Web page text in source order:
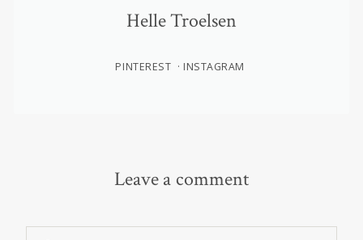
Helle Troelsen
PINTEREST INSTAGRAM
Leave a comment